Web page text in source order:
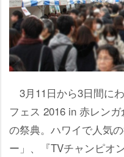
3月11日から3日間に
フェス 2016 in 赤レン
の祭典。ハワイで人気
ー」、『TVチャンピオ